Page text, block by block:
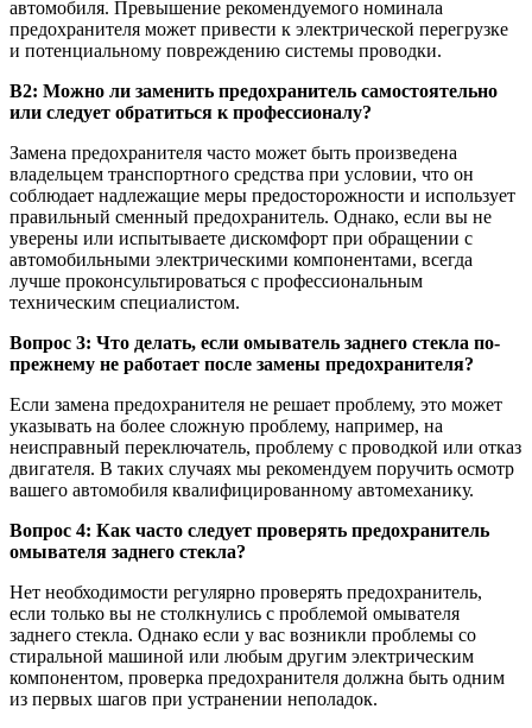
автомобиля. Превышение рекомендуемого номинала
предохранителя может привести к электрической перегрузке
и потенциальному повреждению системы проводки.
В2: Можно ли заменить предохранитель самостоятельно
или следует обратиться к профессионалу?
Замена предохранителя часто может быть произведена
владельцем транспортного средства при условии, что он
соблюдает надлежащие меры предосторожности и использует
правильный сменный предохранитель. Однако, если вы не
уверены или испытываете дискомфорт при обращении с
автомобильными электрическими компонентами, всегда
лучше проконсультироваться с профессиональным
техническим специалистом.
Вопрос 3: Что делать, если омыватель заднего стекла по-
прежнему не работает после замены предохранителя?
Если замена предохранителя не решает проблему, это может
указывать на более сложную проблему, например, на
неисправный переключатель, проблему с проводкой или отказ
двигателя. В таких случаях мы рекомендуем поручить осмотр
вашего автомобиля квалифицированному автомеханику.
Вопрос 4: Как часто следует проверять предохранитель
омывателя заднего стекла?
Нет необходимости регулярно проверять предохранитель,
если только вы не столкнулись с проблемой омывателя
заднего стекла. Однако если у вас возникли проблемы со
стиральной машиной или любым другим электрическим
компонентом, проверка предохранителя должна быть одним
из первых шагов при устранении неполадок.